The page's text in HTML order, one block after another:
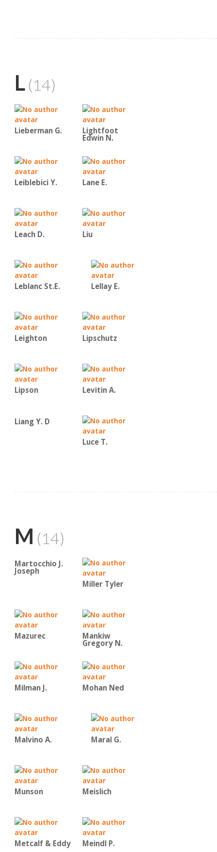
L (14)
Lieberman G. Lightfoot
Edwin N.
Leiblebici Y. Lane E.
Leach D. Liu
Leblanc St.E. Lellay E.
Leighton Lipschutz
Lipson Levitin A.
Liang Y. D
Luce T.
M (14)
Martocchio J.
Joseph
Miller Tyler
Mazurec Mankiw
Gregory N.
Milman J. Mohan Ned
Malvino Α. Maral G.
Munson Meislich
Metcalf & Eddy Meindl P.